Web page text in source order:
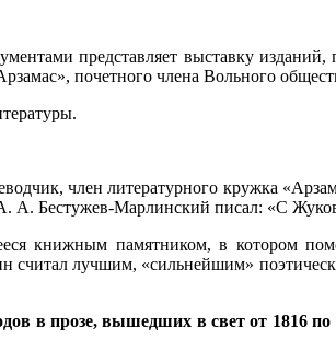
представляет выставку
почетного члена Вольного
член литературного кружка
А. Бестужев-Марлинский писал: «С
книжным памятником, в котором
считал лучшим, «сильнейшим»
в прозе, вышедших в свет от 1816